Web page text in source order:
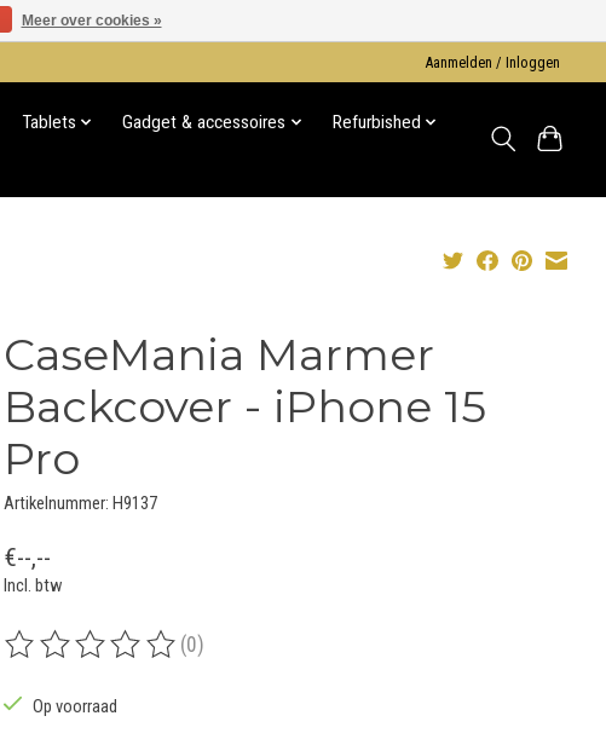
Aanmelden / Inloggen
Tablets Gadget & accessoires
Refurbished
CaseMania Marmer
Backcover - iPhone 15
Pro
Artikelnummer: H9137
€--,--
Incl. btw
De beoordeling van dit product is
(0)
Op voorraad
Meer over cookies »